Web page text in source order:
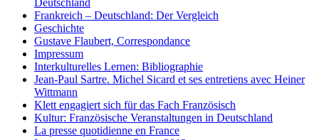
Frankreich – Deutschland: Der Vergleich
Geschichte
Gustave Flaubert, Correspondance
Impressum
Interkulturelles Lernen: Bibliographie
Jean-Paul Sartre. Michel Sicard et ses entretiens avec Heiner
Wittmann
Klett engagiert sich für das Fach Französisch
Kultur: Französische Veranstaltungen in Deutschland
La presse quotidienne en France